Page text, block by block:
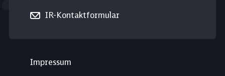
IR-Kontaktformular
Impressum